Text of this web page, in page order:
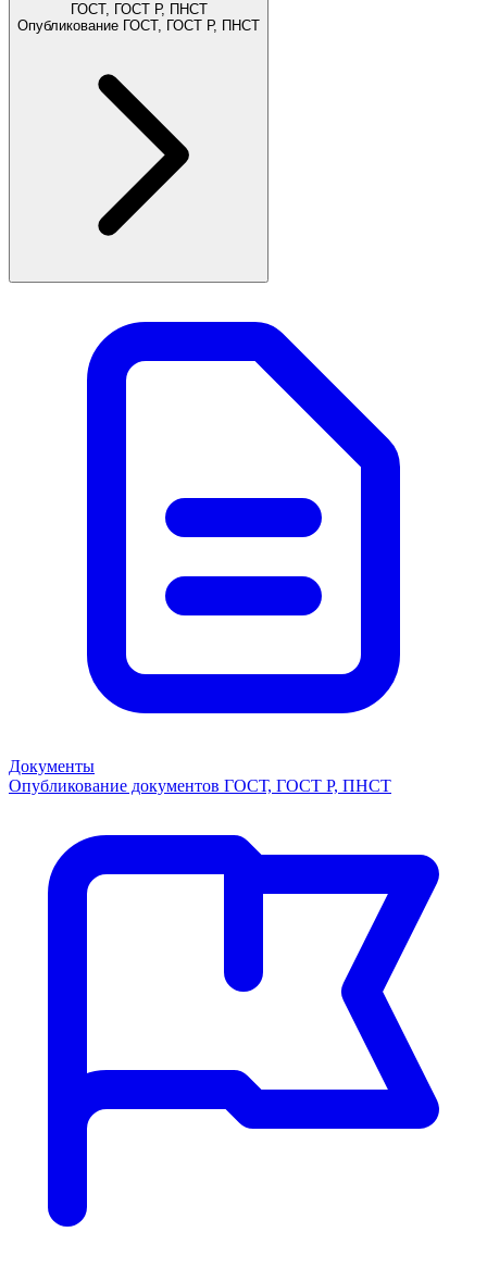
ГОСТ, ГОСТ Р, ПНСТ
Опубликование ГОСТ, ГОСТ Р, ПНСТ
Документы
Опубликование документов ГОСТ, ГОСТ Р, ПНСТ